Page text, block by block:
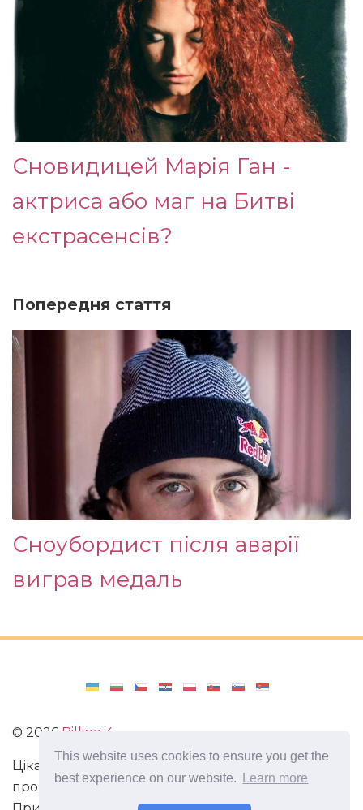
This website uses cookies to ensure you get the
best experience on our website.
Learn more
Сновидицей Марія Ган -
актриса або маг на Битві
екстрасенсів?
Попередня стаття
Сноубордист після аварії
виграв медаль
© 2026 Billing 4
Цікаві та захоплюючі факти з усього світу. Статті
про виживання в непередбачених ситуаціях.